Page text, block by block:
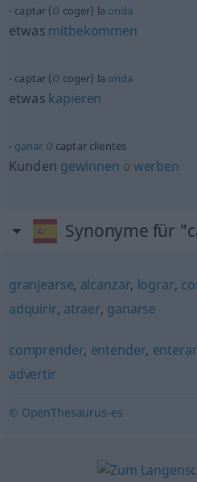
captar (o coger) la onda
etwas mitbekommen
captar (o coger) la onda
etwas kapieren
ganaro captar clientes
Kunden gewinnen o werben
Synonyme für
granjearse, alcanzar, lograr,
adquirir, atraer, ganarse
comprender, entender,
advertir
© OpenThesaurus-es